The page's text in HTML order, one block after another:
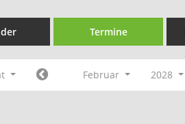
Termine
Februar 2028